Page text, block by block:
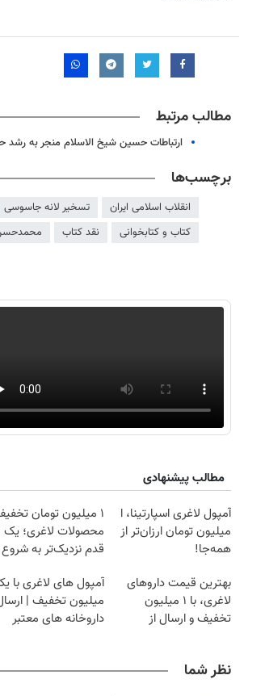
مطالب مرتبط
ارتباطات حسین شیخ الاسلام منجر به
برچسب‌ها
انقلاب اسلامی ایران تسخیر لانه جاسوسی
کتاب و کتابخوانی
نقد کتاب
مطالب پیشنهادی
آمپول لاغری اسپارتینا، ا
میلیون تومان ارزان‌تر از
همه‌جا!
۱ میلیون تومان
محصولات لاغری؛ یک
قدم نزدیک‌تر به شروع
بهترین قیمت داروهای
لاغری، با ۱ میلیون
تخفیف و ارسال از
آمپول های لاغری با
میلیون تخفیف |
داروخانه های معتبر
نظر شما
روزنامه‌های صبح شنبه ۱۷ مرداد ۱۴۰۵